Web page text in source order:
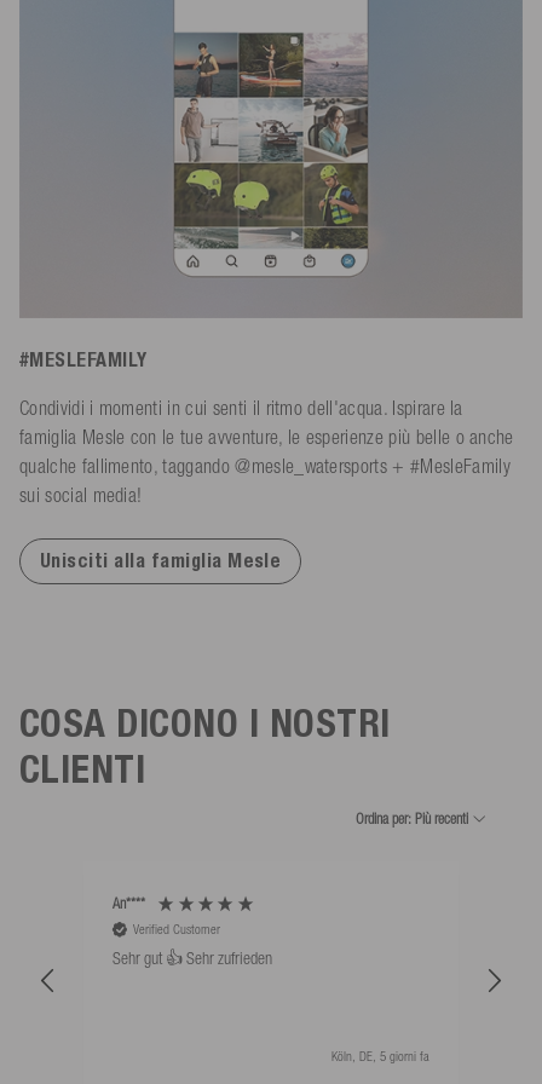
#MESLEFAMILY
Condividi i momenti in cui senti il ritmo dell'acqua. Ispirare la
famiglia Mesle con le tue avventure, le esperienze più belle o anche
qualche fallimento, taggando @mesle_watersports + #MesleFamily
sui social media!
Unisciti alla famiglia Mesle
COSA DICONO I NOSTRI
CLIENTI
Ordina per: Più recenti
An****
Verified Customer
Sehr gut 👍 Sehr zufrieden
Köln, DE, 5 giorni fa